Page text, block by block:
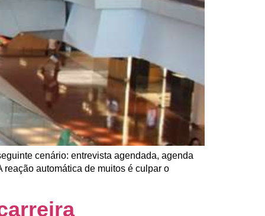
cenário: entrevista agendada, agenda
automática de muitos é culpar o